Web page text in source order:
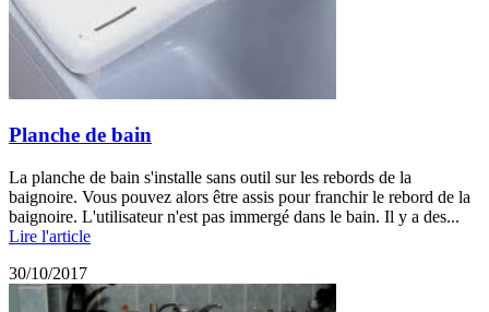
Planche de bain
La planche de bain s'installe sans outil sur les rebords de la
baignoire. Vous pouvez alors être assis pour franchir le rebord de la
baignoire. L'utilisateur n'est pas immergé dans le bain. Il y a des...
Lire l'article
30/10/2017